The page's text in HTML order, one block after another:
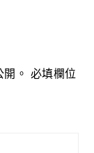
。 必填欄位